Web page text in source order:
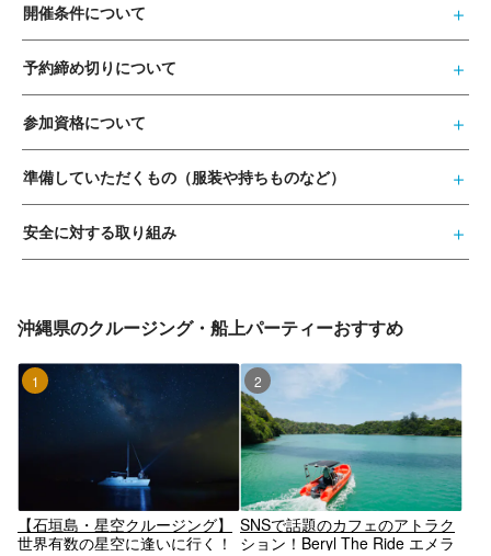
開催条件について
予約締め切りについて
参加資格について
準備していただくもの（服装や持ちものなど）
安全に対する取り組み
沖縄県のクルージング・船上パーティーおすすめ
1位
【石垣島・星空クルージング】
世界有数の星空に逢いに行く！
SNSで話題のカフェのアトラク
ション！Beryl The Ride エメラ